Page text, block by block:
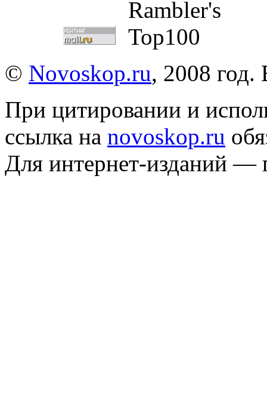
© Novoskop.ru, 2008
При цитировании и
ссылка на novoskop.ru
Для интернет-изданий —